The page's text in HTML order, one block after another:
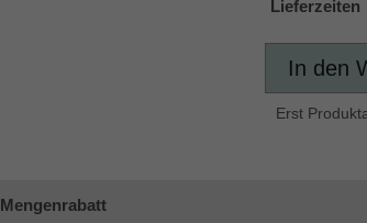
Lieferzeiten
In den
Erst
Mengenrabatt